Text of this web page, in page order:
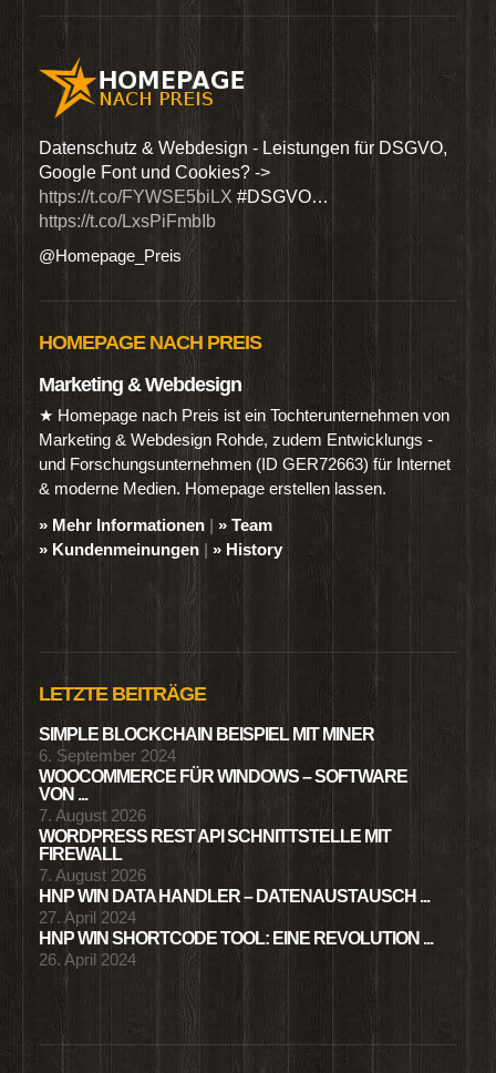
Datenschutz & Webdesign - Leistungen für DSGVO,
Google Font und Cookies? ->
https://t.co/FYWSE5biLX #DSGVO…
https://t.co/LxsPiFmbIb
@Homepage_Preis
HOMEPAGE NACH PREIS
Marketing & Webdesign
★ Homepage nach Preis ist ein Tochterunternehmen von
Marketing & Webdesign Rohde, zudem Entwicklungs -
und Forschungsunternehmen (ID GER72663) für Internet
& moderne Medien. Homepage erstellen lassen.
» Mehr Informationen | » Team
» Kundenmeinungen | » History
LETZTE BEITRÄGE
SIMPLE BLOCKCHAIN BEISPIEL MIT MINER
6. September 2024
WOOCOMMERCE FÜR WINDOWS – SOFTWARE
VON ...
7. August 2026
WORDPRESS REST API SCHNITTSTELLE MIT
FIREWALL
7. August 2026
HNP WIN DATA HANDLER – DATENAUSTAUSCH ...
27. April 2024
HNP WIN SHORTCODE TOOL: EINE REVOLUTION ...
26. April 2024